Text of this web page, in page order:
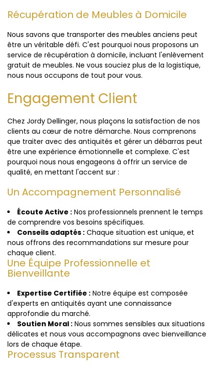
Récupération de Meubles à Domicile
Nous savons que transporter des meubles anciens peut
être un véritable défi. C'est pourquoi nous proposons un
service de récupération à domicile, incluant l'enlèvement
gratuit de meubles. Ne vous souciez plus de la logistique,
nous nous occupons de tout pour vous.
Engagement Client
Chez Jordy Dellinger, nous plaçons la satisfaction de nos
clients au cœur de notre démarche. Nous comprenons
que traiter avec des antiquités et gérer un débarras peut
être une expérience émotionnelle et complexe. C'est
pourquoi nous nous engageons à offrir un service de
qualité, en mettant l'accent sur :
Un Accompagnement Personnalisé
Écoute Active : Nos professionnels prennent le temps
de comprendre vos besoins spécifiques.
Conseils adaptés : Chaque situation est unique, et
nous offrons des recommandations sur mesure pour
chaque client.
Une Équipe Professionnelle et
Bienveillante
Expertise Certifiée : Notre équipe est composée
d'experts en antiquités ayant une connaissance
approfondie du marché.
Soutien Moral : Nous sommes sensibles aux situations
délicates et nous vous accompagnons avec bienveillance
lors de chaque étape.
Processus Transparent